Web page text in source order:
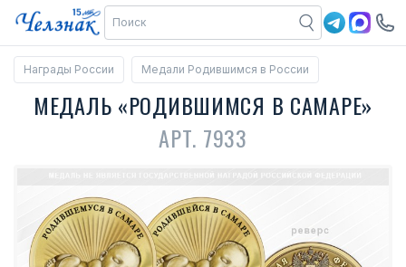
Награды России Медали Родившимся в России
МЕДАЛЬ «РОДИВШИМСЯ В САМАРЕ»
АРТ. 7933